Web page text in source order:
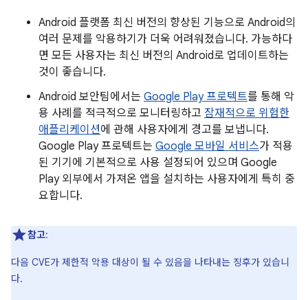
Android 플랫폼 최신 버전의 향상된 기능으로 Android의
여러 문제를 악용하기가 더욱 어려워졌습니다. 가능하다
면 모든 사용자는 최신 버전의 Android로 업데이트하는
것이 좋습니다.
Android 보안팀에서는 Google Play 프로텍트를 통해 악
용 사례를 적극적으로 모니터링하고 잠재적으로 위험한
애플리케이션에 관해 사용자에게 경고를 보냅니다.
Google Play 프로텍트는 Google 모바일 서비스가 적용
된 기기에 기본적으로 사용 설정되어 있으며 Google
Play 외부에서 가져온 앱을 설치하는 사용자에게 특히 중
요합니다.
참고:
다음 CVE가 제한적 악용 대상이 될 수 있음을 나타내는 징후가 있습니
다.